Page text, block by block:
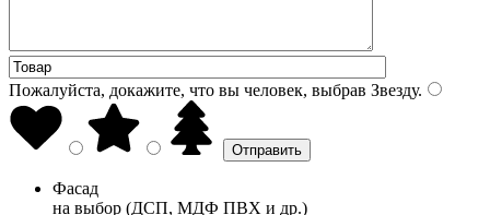
Пожалуйста, докажите, что вы человек, выбрав Звезду.
Фасад
на выбор (ДСП, МДФ ПВХ и др.)